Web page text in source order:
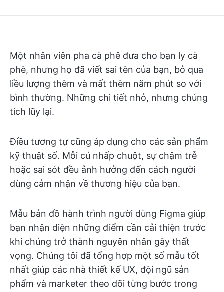
Một nhân viên pha cà phê đưa cho bạn ly cà
phê, nhưng họ đã viết sai tên của bạn, bỏ qua
liều lượng thêm và mất thêm năm phút so với
bình thường. Những chi tiết nhỏ, nhưng chúng
tích lũy lại.
Điều tương tự cũng áp dụng cho các sản phẩm
kỹ thuật số. Mỗi cú nhấp chuột, sự chậm trễ
hoặc sai sót đều ảnh hưởng đến cách người
dùng cảm nhận về thương hiệu của bạn.
Mẫu bản đồ hành trình người dùng Figma giúp
bạn nhận diện những điểm cần cải thiện trước
khi chúng trở thành nguyên nhân gây thất
vọng. Chúng tôi đã tổng hợp một số mẫu tốt
nhất giúp các nhà thiết kế UX, đội ngũ sản
phẩm và marketer theo dõi từng bước trong